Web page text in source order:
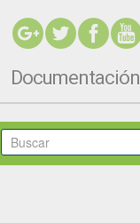
Documentación